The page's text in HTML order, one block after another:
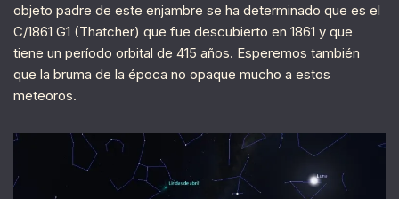
objeto padre de este enjambre se ha determinado que es el
C/1861 G1 (Thatcher) que fue descubierto en 1861 y que
tiene un período orbital de 415 años. Esperemos también
que la bruma de la época no opaque mucho a estos
meteoros.